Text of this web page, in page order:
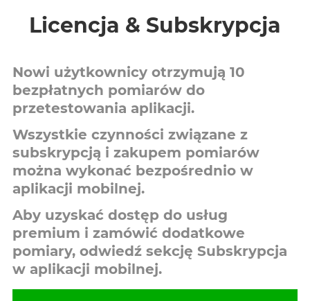
Licencja & Subskrypcja
Nowi użytkownicy otrzymują 10
bezpłatnych pomiarów do
przetestowania aplikacji.
Wszystkie czynności związane z
subskrypcją i zakupem pomiarów
można wykonać bezpośrednio w
aplikacji mobilnej.
Aby uzyskać dostęp do usług
premium i zamówić dodatkowe
pomiary, odwiedź sekcję Subskrypcja
w aplikacji mobilnej.